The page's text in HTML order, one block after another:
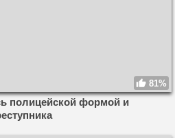
81%
полицейской формой и